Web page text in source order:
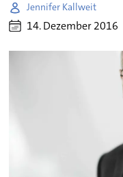
Jennifer Kallweit
14. Dezember 2016